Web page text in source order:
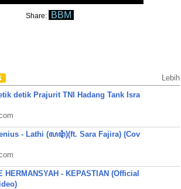
Share: BBM
Lebih
detik Prajurit TNI Hadang Tank Isra
- Lathi (ꦭꦛꦶ)(ft. Sara Fajira) (Cov
HERMANSYAH - KEPASTIAN (Official